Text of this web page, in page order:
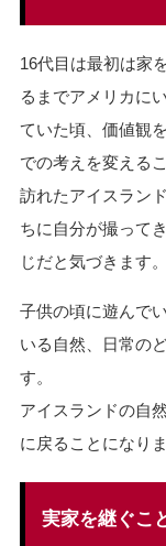
16代目は最初は家
るまでアメリカに
ていた頃、価値観
での考えを変える
訪れたアイスラン
ちに自分が撮って
じだと気づきます。
子供の頃に遊んで
いる自然、日常の
す。
アイスランドの自
に戻ることになりま
実家を継ぐこ